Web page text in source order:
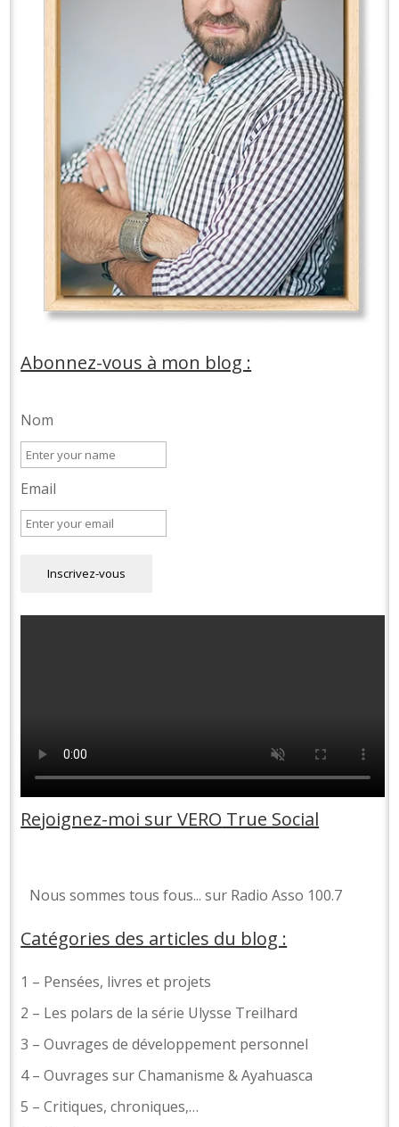
Abonnez-vous à mon blog :
Nom
Email
Rejoignez-moi sur VERO True Social
Nous sommes tous fous... sur Radio Asso 100.7
Catégories des articles du blog :
1 – Pensées, livres et projets
2 – Les polars de la série Ulysse Treilhard
3 – Ouvrages de développement personnel
4 – Ouvrages sur Chamanisme & Ayahuasca
5 – Critiques, chroniques,…